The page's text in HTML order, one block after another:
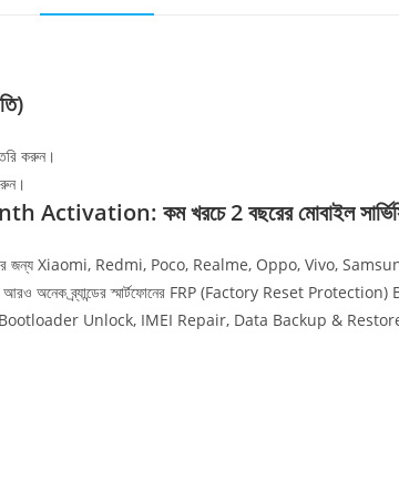
করুন।
কম খরচে 2 বছরের মোবাইল
জন্য Xiaomi, Redmi, Poco, Realme, Oppo, Vivo,
ব্র্যান্ডের স্মার্টফোনের FRP (Factory Reset
Unlock, IMEI Repair, Data Backup & Restore